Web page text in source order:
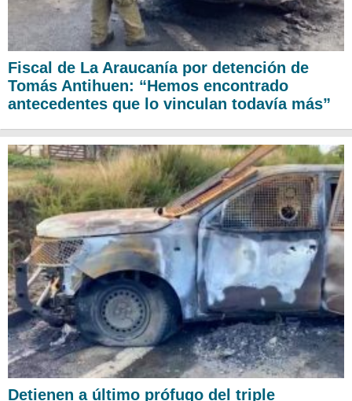
Fiscal de La Araucanía por detención de
Tomás Antihuen: “Hemos encontrado
antecedentes que lo vinculan todavía más”
Detienen a último prófugo del triple